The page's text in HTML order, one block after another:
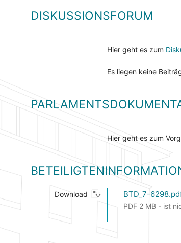
DISKUSSIONSFORUM
Hier geht es zum
Es liegen keine
Hier geht es zum
Download BTD_7-
PDF 2 MB - ist